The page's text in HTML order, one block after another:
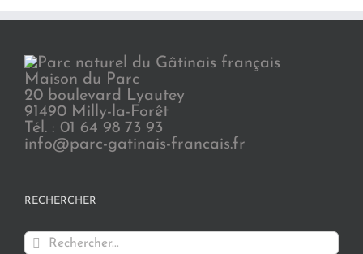
Maison du Parc
20 boulevard Lyautey
91490 Milly-la-Forêt
Tél. : 01 64 98 73 93
info@parc-gatinais-francais.fr
RECHERCHER
Rechercher: